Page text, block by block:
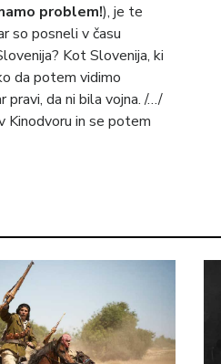
problem!), je te
so posneli v času
Kot Slovenija, ki
da potem vidimo
pravi, da ni bila vojna. /…/
Kinodvoru in se potem